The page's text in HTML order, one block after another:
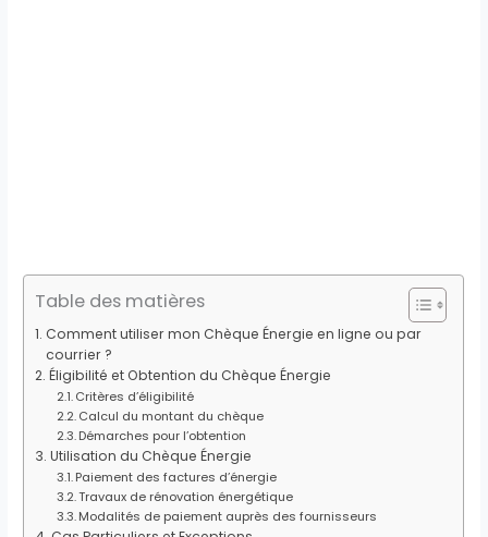
Table des matières
Comment utiliser mon Chèque Énergie en ligne ou par
courrier ?
Éligibilité et Obtention du Chèque Énergie
Critères d’éligibilité
Calcul du montant du chèque
Démarches pour l’obtention
Utilisation du Chèque Énergie
Paiement des factures d’énergie
Travaux de rénovation énergétique
Modalités de paiement auprès des fournisseurs